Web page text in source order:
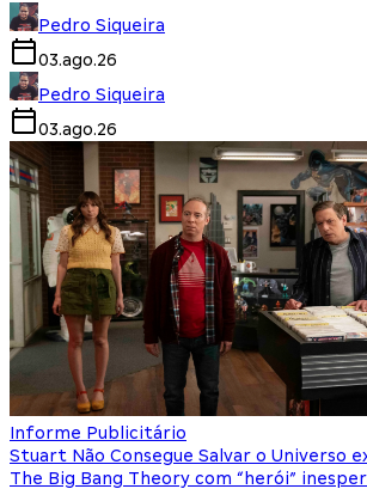
Pedro Siqueira
03.ago.26
Pedro Siqueira
03.ago.26
Informe Publicitário
Stuart Não Consegue Salvar o Universo
The Big Bang Theory com “herói”